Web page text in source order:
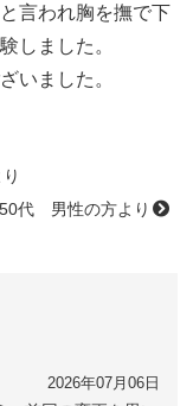
言われ胸を撫で下
しました。
いました。
代 男性の方より
2026年07月06日